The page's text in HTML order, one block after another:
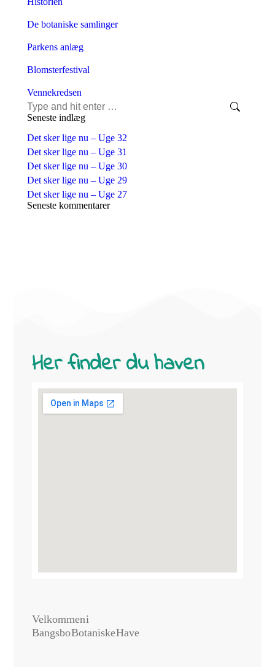
De botaniske samlinger
Parkens anlæg
Blomsterfestival
Vennekredsen
Seneste indlæg
Det sker lige nu – Uge 32
Det sker lige nu – Uge 31
Det sker lige nu – Uge 30
Det sker lige nu – Uge 29
Det sker lige nu – Uge 27
Seneste kommentarer
Her finder du haven
Velkommen i
Bangsbo Botaniske Have